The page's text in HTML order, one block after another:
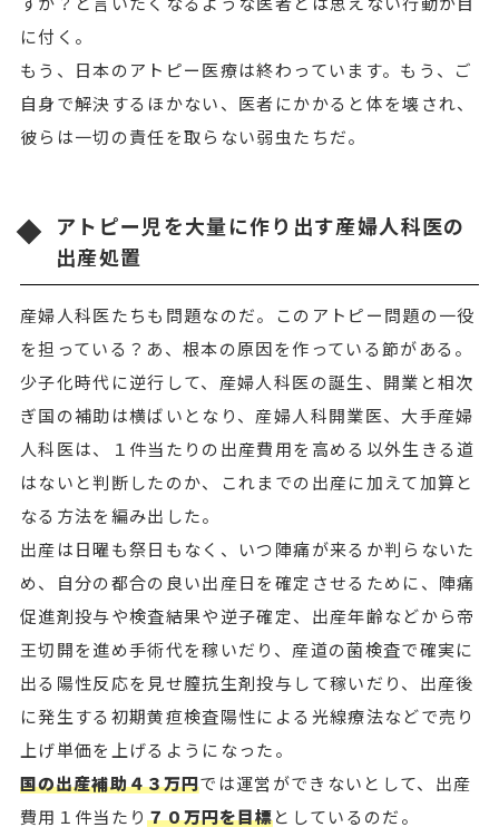
に付く。
もう、日本のアトピー医療は終わっています。もう、ご
自身で解決するほかない、医者にかかると体を壊され、
彼らは一切の責任を取らない弱虫たちだ。
アトピー児を大量に作り出す産婦人科医の
出産処置
産婦人科医たちも問題なのだ。このアトピー問題の一役
を担っている？あ、根本の原因を作っている節がある。
少子化時代に逆行して、産婦人科医の誕生、開業と相次
ぎ国の補助は横ばいとなり、産婦人科開業医、大手産婦
人科医は、１件当たりの出産費用を高める以外生きる道
はないと判断したのか、これまでの出産に加えて加算と
なる方法を編み出した。
出産は日曜も祭日もなく、いつ陣痛が来るか判らないた
め、自分の都合の良い出産日を確定させるために、陣痛
促進剤投与や検査結果や逆子確定、出産年齢などから帝
王切開を進め手術代を稼いだり、産道の菌検査で確実に
出る陽性反応を見せ膣抗生剤投与して稼いだり、出産後
に発生する初期黄疸検査陽性による光線療法などで売り
上げ単価を上げるようになった。
国の出産補助４３万円では運営ができないとして、出産
費用１件当たり７０万円を目標としているのだ。